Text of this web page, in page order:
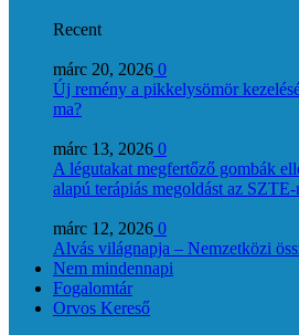
Recent
márc 20, 2026 0
Új remény a pikkelysömör
ma?
márc 13, 2026 0
A légutakat megfertőző gombák
alapú terápiás megoldást az SZTE-
márc 12, 2026 0
Alvás világnapja – Nemzetközi
Nem mindennapi
Fogalomtár
Orvos Kereső